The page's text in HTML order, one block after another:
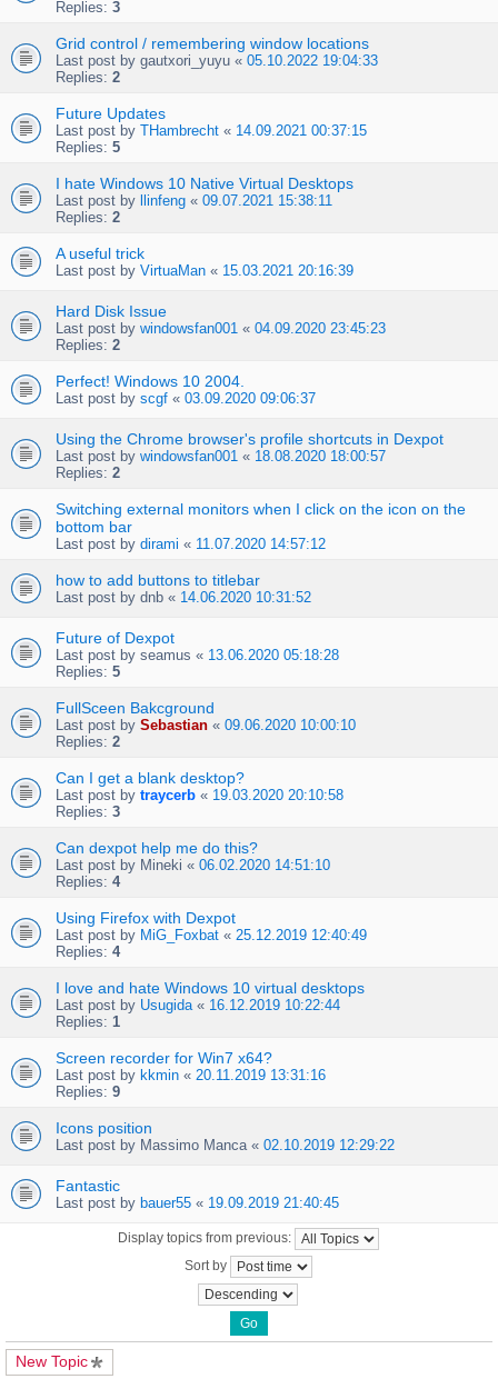
Replies: 3
Grid control / remembering window locations
Last post by gautxori_yuyu « 05.10.2022 19:04:33
Replies: 2
Future Updates
Last post by THambrecht « 14.09.2021 00:37:15
Replies: 5
I hate Windows 10 Native Virtual Desktops
Last post by llinfeng « 09.07.2021 15:38:11
Replies: 2
A useful trick
Last post by VirtuaMan « 15.03.2021 20:16:39
Hard Disk Issue
Last post by windowsfan001 « 04.09.2020 23:45:23
Replies: 2
Perfect! Windows 10 2004.
Last post by scgf « 03.09.2020 09:06:37
Using the Chrome browser's profile shortcuts in Dexpot
Last post by windowsfan001 « 18.08.2020 18:00:57
Replies: 2
Switching external monitors when I click on the icon on the
bottom bar
Last post by dirami « 11.07.2020 14:57:12
how to add buttons to titlebar
Last post by dnb « 14.06.2020 10:31:52
Future of Dexpot
Last post by seamus « 13.06.2020 05:18:28
Replies: 5
FullSceen Bakcground
Last post by Sebastian « 09.06.2020 10:00:10
Replies: 2
Can I get a blank desktop?
Last post by traycerb « 19.03.2020 20:10:58
Replies: 3
Can dexpot help me do this?
Last post by Mineki « 06.02.2020 14:51:10
Replies: 4
Using Firefox with Dexpot
Last post by MiG_Foxbat « 25.12.2019 12:40:49
Replies: 4
I love and hate Windows 10 virtual desktops
Last post by Usugida« 16.12.2019 10:22:44
Replies: 1
Screen recorder for Win7 x64?
Last post by kkmin « 20.11.2019 13:31:16
Replies: 9
Icons position
Last post by Massimo Manca« 02.10.2019 12:29:22
Fantastic
Last post by bauer55 « 19.09.2019 21:40:45
Display topics from previous:
Sort by
New Topic